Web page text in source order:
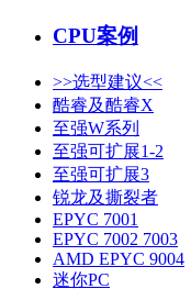
CPU案例
>>选型建议<<
酷睿及酷睿X
至强W系列
至强可扩展1-2
至强可扩展3
锐龙及撕裂者
EPYC 7001
EPYC 7002 7003
AMD EPYC 9004
迷你PC